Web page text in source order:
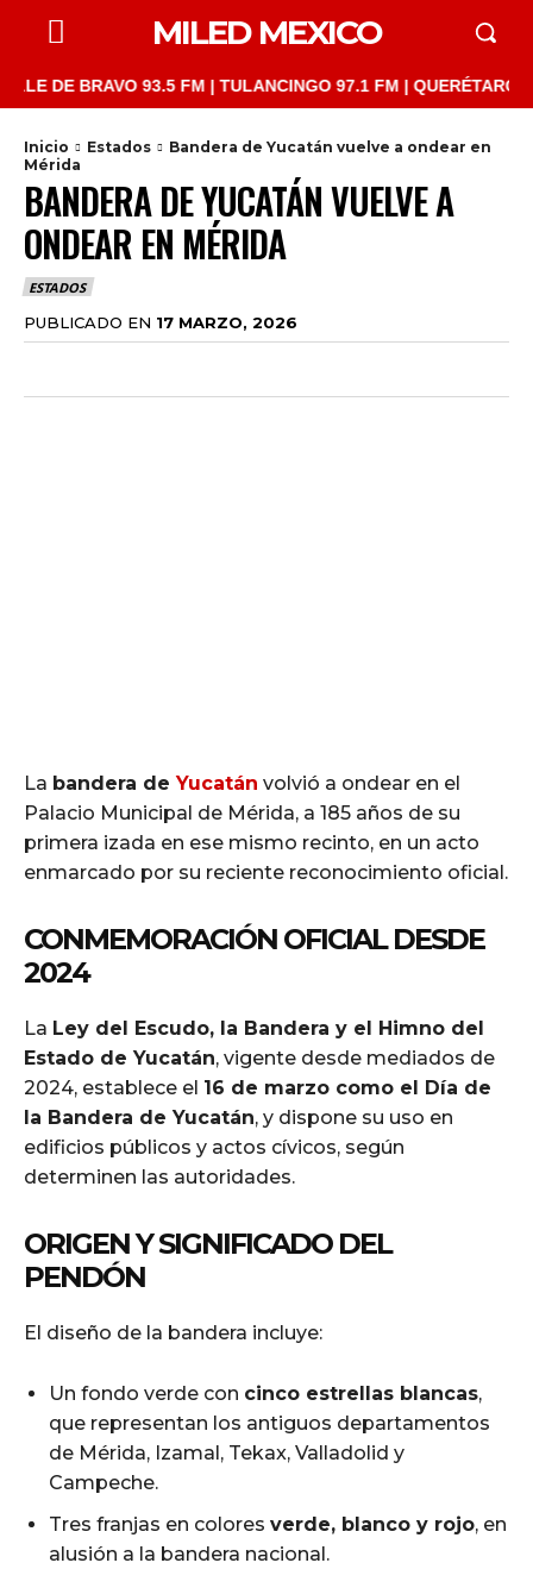
MILED MEXICO
BRAVO 93.5 FM | TULANCINGO 97.1 FM | QUERÉTARO
Inicio Estados
Bandera de Yucatán vuelve a ondear en
Mérida
BANDERA DE YUCATÁN VUELVE A
ONDEAR EN MÉRIDA
ESTADOS
PUBLICADO EN 17 MARZO, 2026
La bandera deYucatán volvió a ondear en el
Palacio Municipal de Mérida, a 185 años de su
primera izada en ese mismo recinto, en un acto
enmarcado por su reciente reconocimiento oficial.
CONMEMORACIÓN OFICIAL DESDE
2024
La Ley del Escudo, la Bandera y el Himno del
Estado de Yucatán, vigente desde mediados de
2024, establece el 16 de marzo como el Día de
la Bandera de Yucatán, y dispone su uso en
edificios públicos y actos cívicos, según
determinen las autoridades.
ORIGEN Y SIGNIFICADO DEL
PENDÓN
El diseño de la bandera incluye:
Un fondo verde con cinco estrellas blancas,
que representan los antiguos departamentos
de Mérida, Izamal, Tekax, Valladolid y
Campeche.
Tres franjas en colores verde, blanco y rojo, en
alusión a la bandera nacional.